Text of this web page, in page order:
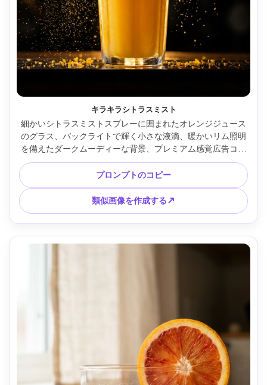
キラキラシトラスミスト
細かいシトラスミストスプレーに囲まれたオレンジジュース
のグラス、バックライトで輝く小さな液滴、暖かいリム照明
を備えたダークムーディーな背景、プレミアム感覚広告コン
セプト、Canon EOS R5 で撮影、f/1.8 の 85mm レンズ、被
写界深度が浅い、超リアル、テキストなし --ar 4:5
プロンプトのコピー
類似画像を作成する↗